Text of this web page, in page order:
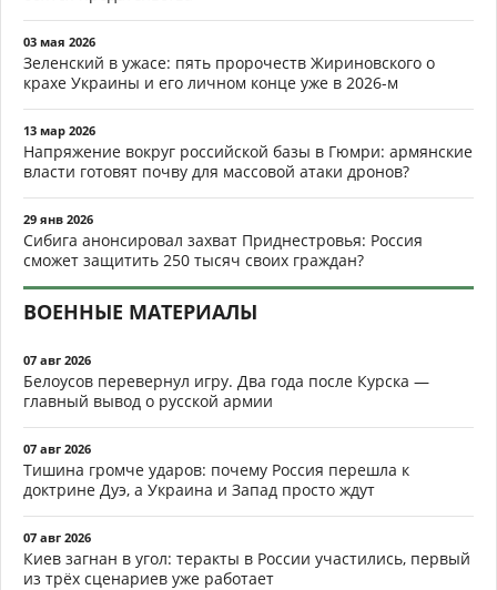
03 мая 2026
Зеленский в ужасе: пять пророчеств Жириновского о
крахе Украины и его личном конце уже в 2026-м
13 мар 2026
Напряжение вокруг российской базы в Гюмри: армянские
власти готовят почву для массовой атаки дронов?
29 янв 2026
Сибига анонсировал захват Приднестровья: Россия
сможет защитить 250 тысяч своих граждан?
ВОЕННЫЕ МАТЕРИАЛЫ
07 авг 2026
Белоусов перевернул игру. Два года после Курска —
главный вывод о русской армии
07 авг 2026
Тишина громче ударов: почему Россия перешла к
доктрине Дуэ, а Украина и Запад просто ждут
07 авг 2026
Киев загнан в угол: теракты в России участились, первый
из трёх сценариев уже работает